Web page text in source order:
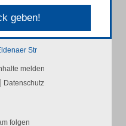
geben!
Str
melden
| Datenschutz
folgen